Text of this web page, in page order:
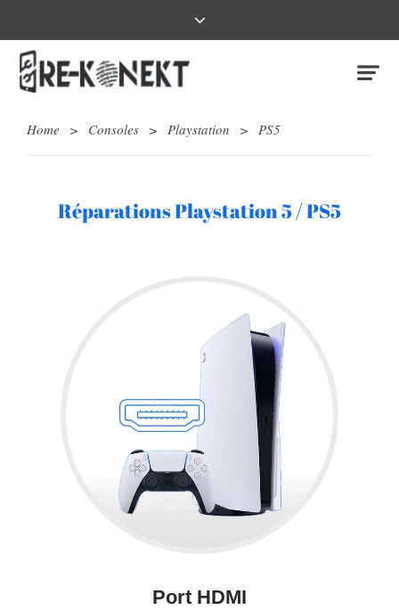
Home > Consoles > Playstation > PS5
Réparations Playstation 5 / PS5
Port HDMI